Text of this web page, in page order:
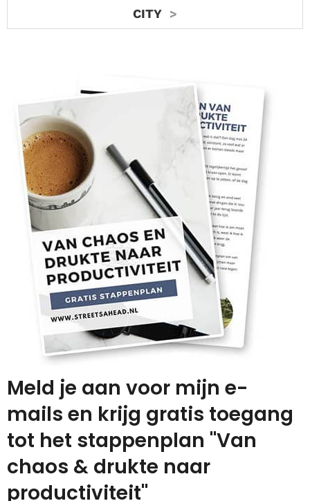
CITY
Meld je aan voor mijn e-
mails en krijg gratis toegang
tot het stappenplan "Van
chaos & drukte naar
productiviteit"